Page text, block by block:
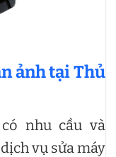
ảnh tại Thủ
nhu cầu và
vụ sửa máy